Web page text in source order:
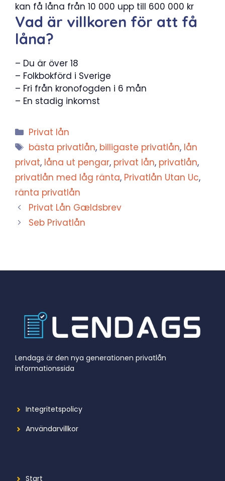
kan få låna från 10 000 upp till 600 000 kr
Vad är villkoren för att få
låna?
– Du är över 18
– Folkbokförd i Sverige
– Fri från kronofogden i 6 mån
– En stadig inkomst
Kategorier
Privat lån
Etiketter
bästa privatlån, billigaste privatlån, lån
privat, låna ut pengar, privat lån, privatlån,
privatlån med låg ränta, Privatlån Utan Uc,
ränta privatlån
Privat Lån Gældsbrev
Seb Privatlån
Lendags är den nya generationen privatlån
informationssida
Integritetspolicy
Användarvillkor
Start